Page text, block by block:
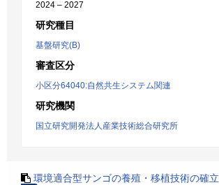
2024 – 2027
研究種目
基盤研究(B)
審査区分
小区分64040:自然共生システム関連
研究機関
国立研究開発法人産業技術総合研究所
環境適合型サンゴの養殖・移植技術の確立